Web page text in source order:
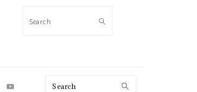
Search
Search